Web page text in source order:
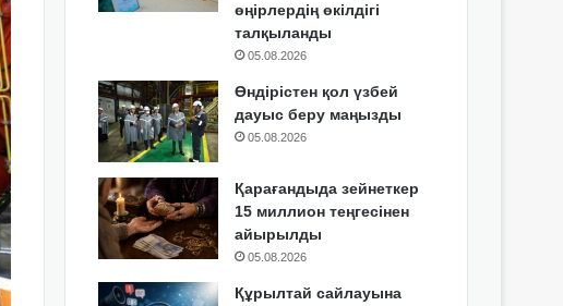
өңірлердің өкілдігі
талқыланды
05.08.2026
Өндірістен қол үзбей
дауыс беру маңызды
05.08.2026
Қарағандыда зейнеткер
15 миллион теңгесінен
айырылды
05.08.2026
Құрылтай сайлауына